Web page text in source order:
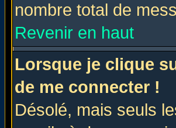
nombre total de
Revenir en haut
Lorsque je clique
de me connecter !
Désolé, mais seuls